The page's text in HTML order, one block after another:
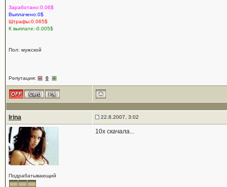
Заработано:0.06$
Выплачено:0$
Штрафы:0.065$
К выплате:-0.005$
Пол: мужской
Репутация: 0
Irina 22.8.2007, 3:02
Подрабатывающий
10x скачала...